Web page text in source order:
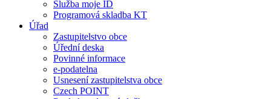
Služba moje ID
Programová skladba KT
Úřad
Zastupitelstvo obce
Úřední deska
Povinné informace
e-podatelna
Usnesení zastupitelstva obce
Czech POINT